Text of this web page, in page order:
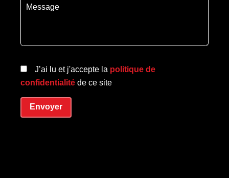
J’ai lu et j'accepte la politique de
confidentialité de ce site
Envoyer